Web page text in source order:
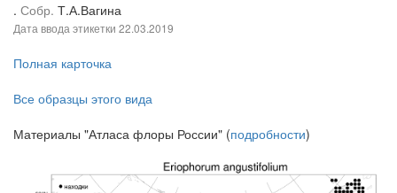
. Собр. Т.А.Вагина
Дата ввода этикетки 22.03.2019
Полная карточка
Все образцы этого вида
Материалы "Атласа флоры России" (подробности)